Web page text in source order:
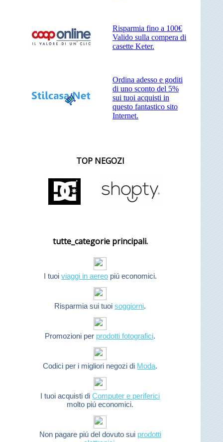
Risparmia fino a 100€
Valido sulla compera di
casette Keter.
Ordina adesso e goditi
di uno sconto del 5%
sui tuoi acquisti in
questo fantastico sito
Internet.
TOP NEGOZI
tutte_categorie principali.
I tuoi viaggi in aereopiú economici.
Risparmia sui tuoisoggiorni.
Promozioni per prodotti fotografici.
Codici per i migliori negozi di Moda.
I tuoi acquisti diComputer e periferici
molto piú economici.
Non pagare piú del dovuto sui prodotti